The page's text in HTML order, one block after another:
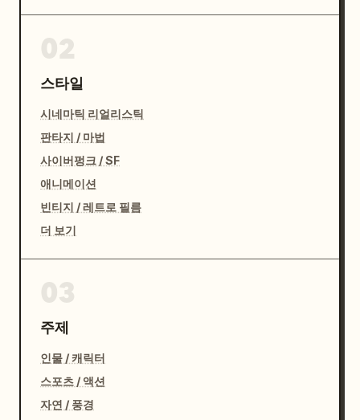
스타일
시네마틱 리얼리스틱
판타지 / 마법
사이버펑크 / SF
애니메이션
빈티지 / 레트로 필름
더 보기
주제
인물 / 캐릭터
스포츠 / 액션
자연 / 풍경